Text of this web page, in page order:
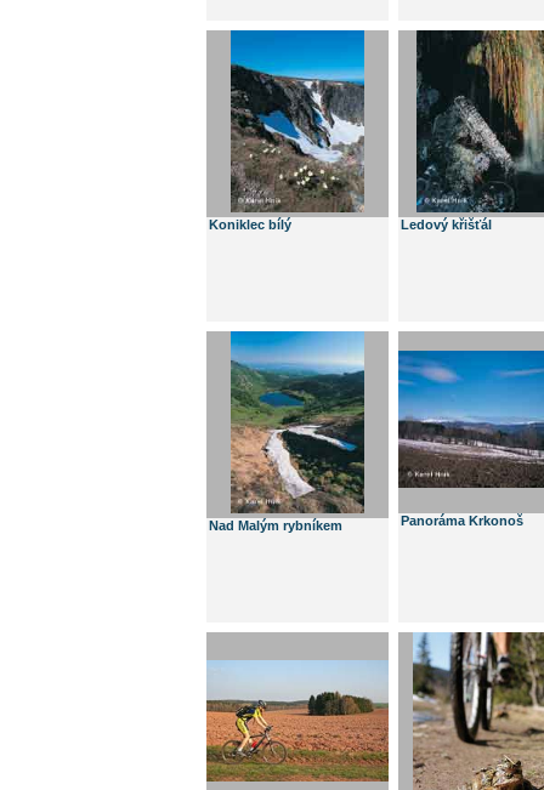
Koniklec bílý Ledový křišťál
Nad Malým rybníkem Panoráma Krkonoš